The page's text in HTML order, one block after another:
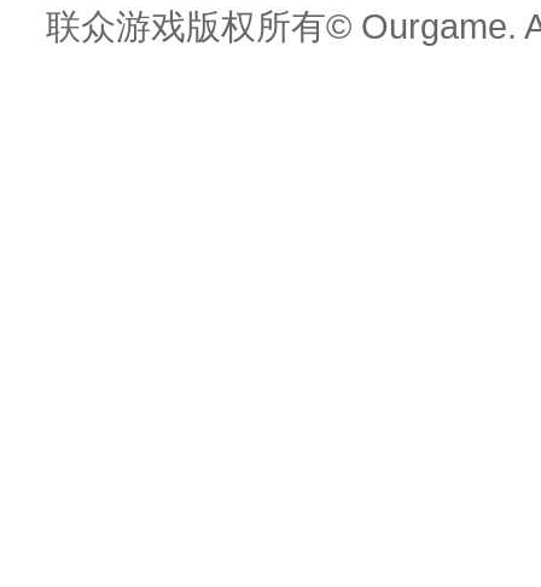
联众游戏版权所有© Ourgame.